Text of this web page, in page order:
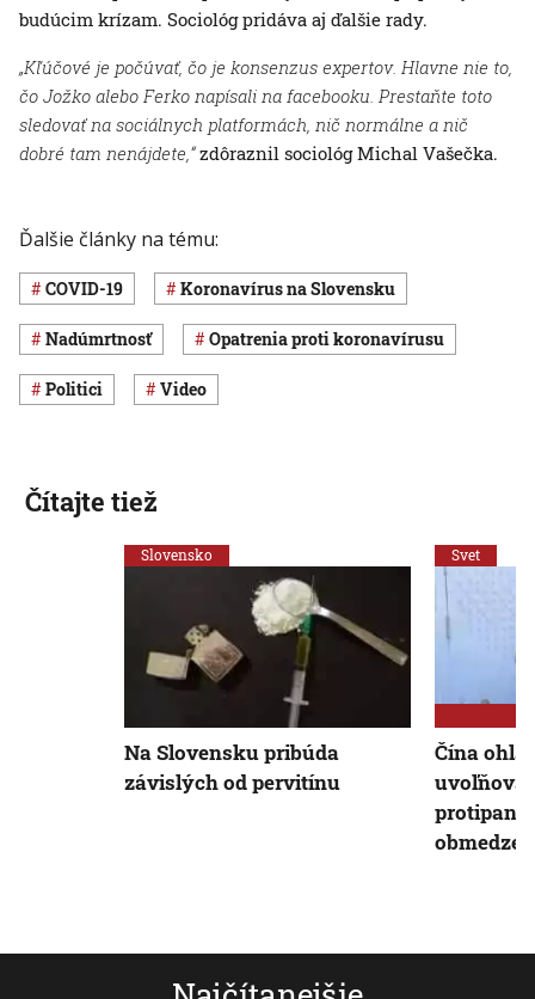
budúcim krízam. Sociológ pridáva aj ďalšie rady.
„Kľúčové je počúvať, čo je konsenzus expertov. Hlavne nie to,
čo Jožko alebo Ferko napísali na facebooku. Prestaňte toto
sledovať na sociálnych platformách, nič normálne a nič
dobré tam nenájdete,“zdôraznil sociológ Michal Vašečka.
Ďalšie články na tému:
COVID-19 koronavírus na Slovensku
nadúmrtnosť opatrenia proti koronavírusu
politici Video
Čítajte tiež
Slovensko
Na Slovensku pribúda
závislých od pervitínu
Svet
Čína